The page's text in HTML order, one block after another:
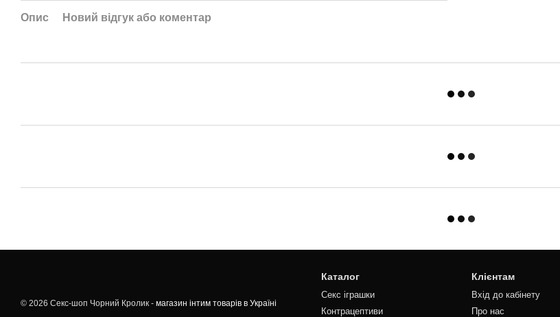
Опис Новий відгук або коментар
© 2026 Секс-шоп Чорний Кролик - магазин інтим товарів в Україні
Каталог
Секс іграшки
Контрацептиви
Клієнтам
Вхід до кабінету
Про нас